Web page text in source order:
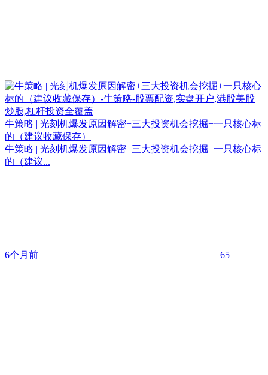
牛策略 | 光刻机爆发原因解密+三大投资机会挖掘+一只核心标
的（建议收藏保存）
牛策略 | 光刻机爆发原因解密+三大投资机会挖掘+一只核心标
的（建议...
6个月前 65